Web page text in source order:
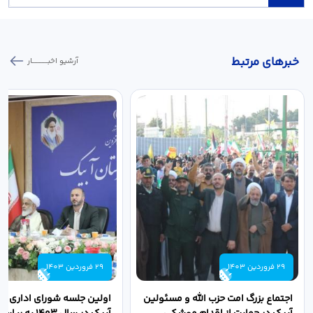
خبر‌های مرتبط آرشیو اخبـــــــــــار
29 فروردین 1403
اجتماع بزرگ امت حزب الله و مسئولین
29 فروردین 1403
اولین جلسه شورای اداری